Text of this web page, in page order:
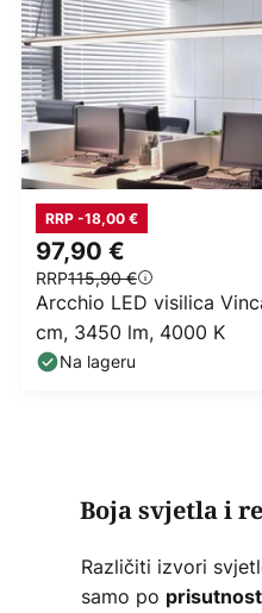
97,90 €
RRP115,90 €
RRP -18,00 €
Arcchio LED visilica
cm, 3450 lm, 4000 K
Na lageru
Boja svjetla i
Različiti izvori
samo po